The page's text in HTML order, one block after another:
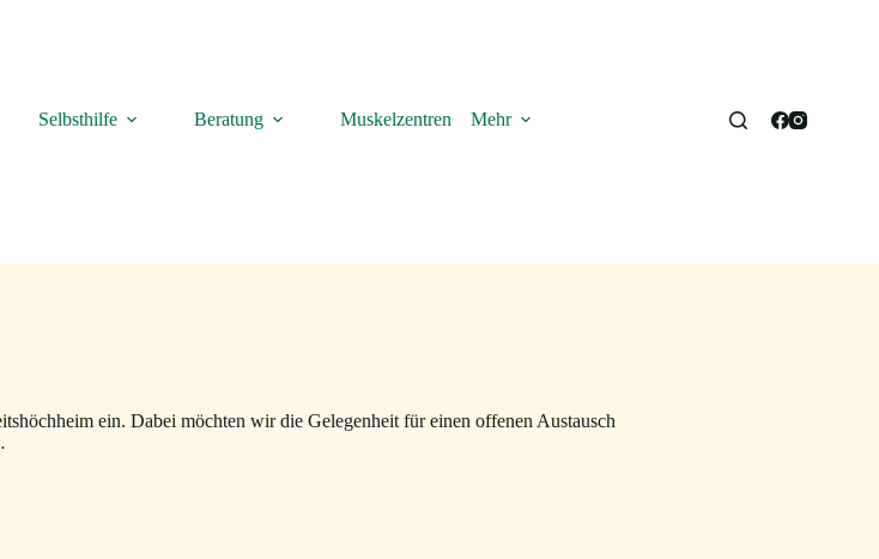
Selbsthilfe Beratung Muskelzentren Mehr
ein. Dabei möchten wir die Gelegenheit für einen offenen Austausch